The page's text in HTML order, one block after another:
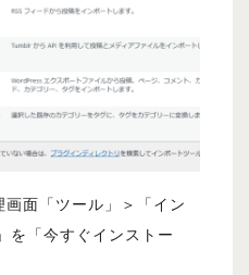
画面「ツール」＞「イン
を「今すぐインストー